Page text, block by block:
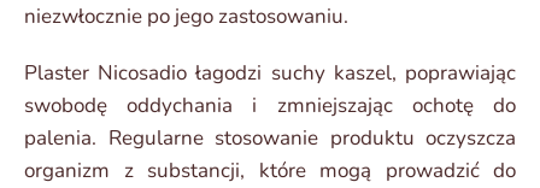
niezwłocznie po jego zastosowaniu.
Plaster Nicosadio łagodzi suchy kaszel, poprawiając
swobodę oddychania i zmniejszając ochotę do
palenia. Regularne stosowanie produktu oczyszcza
organizm z substancji, które mogą prowadzić do